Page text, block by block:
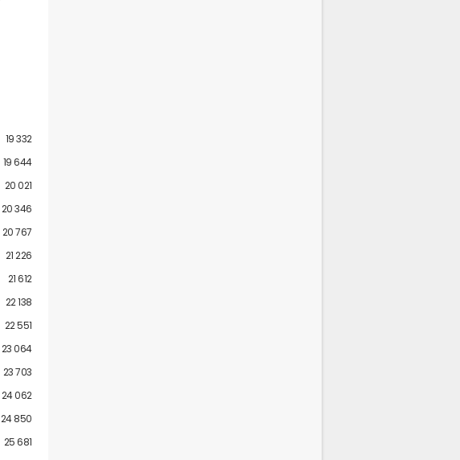
19 332
19 644
20 021
20 346
20 767
21 226
21 612
22 138
22 551
23 064
23 703
24 062
24 850
25 681